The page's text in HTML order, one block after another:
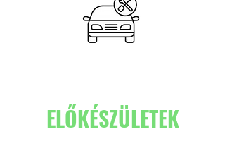
ELŐKÉSZÜLETEK